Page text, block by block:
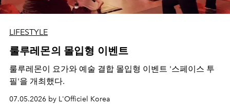
LIFESTYLE
룰루레몬의 몰입형 이벤트
룰루레몬이 요가와 예술 결합 몰입형 이벤트 '스페이스 투
필'을 개최했다.
07.05.2026 by L'Officiel Korea